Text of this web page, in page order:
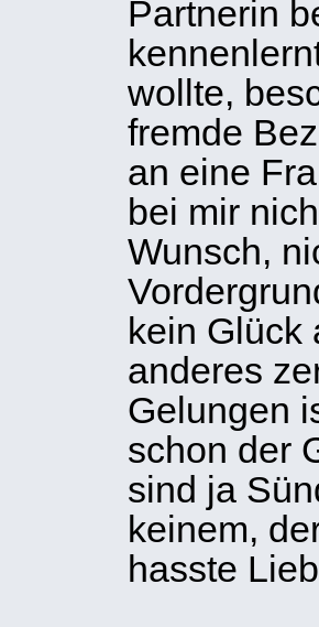
Partnerin
wollte,
fremde
an eine
bei mir
Wunsch,
kein Glück
anderes
Gelungen
schon der
sind ja
keinem,
hasste